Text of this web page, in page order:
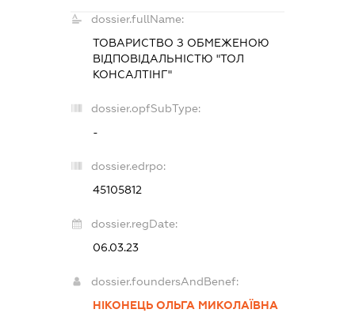
dossier.fullName:
ТОВАРИСТВО З ОБМЕЖЕНОЮ
ВІДПОВІДАЛЬНІСТЮ "ТОЛ
КОНСАЛТІНГ"
dossier.opfSubType:
-
dossier.edrpo:
45105812
dossier.regDate:
06.03.23
dossier.foundersAndBenef:
НІКОНЕЦЬ ОЛЬГА МИКОЛАЇВНА